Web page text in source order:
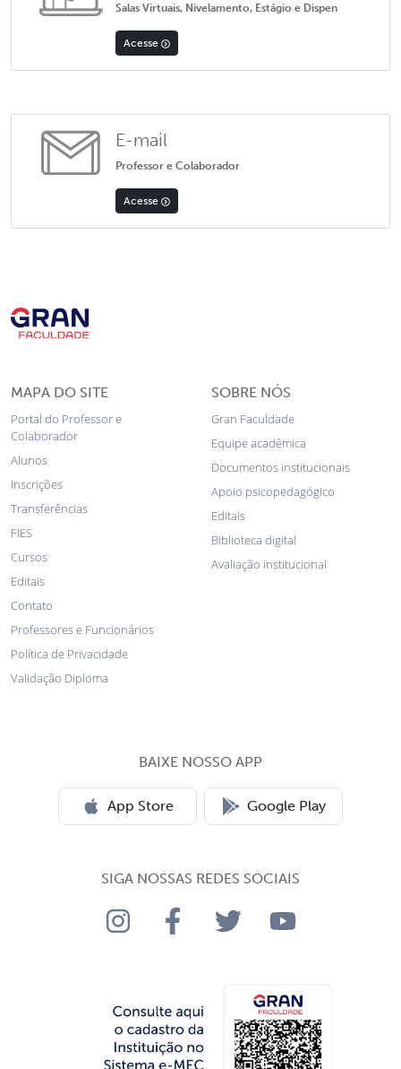
Salas Virtuais, Nivelamento, Estágio e Dispen
Acesse
E-mail
Professor e Colaborador
Acesse
MAPA DO SITE
Portal do Professor e
Colaborador
Alunos
Inscrições
Transferências
FIES
Cursos
Editais
Contato
Professores e Funcionários
Política de Privacidade
Validação Diploma
SOBRE NÓS
Gran Faculdade
Equipe acadêmica
Documentos institucionais
Apoio psicopedagógico
Editais
Biblioteca digital
Avaliação institucional
BAIXE NOSSO APP
App Store Google Play
SIGA NOSSAS REDES SOCIAIS